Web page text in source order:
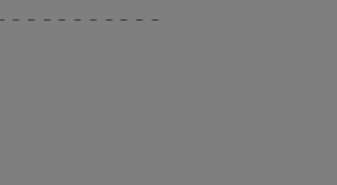
－－－－－－－－－－